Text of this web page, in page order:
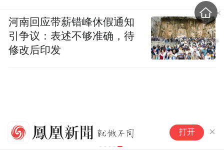
打开
河南回应带薪错峰休假通知
引争议：表述不够准确，待
修改后印发